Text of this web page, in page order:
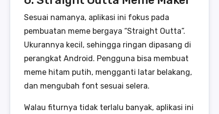
Sesuai namanya, aplikasi ini fokus pada
pembuatan meme bergaya “Straight Outta”.
Ukurannya kecil, sehingga ringan dipasang di
perangkat Android. Pengguna bisa membuat
meme hitam putih, mengganti latar belakang,
dan mengubah font sesuai selera.
Walau fiturnya tidak terlalu banyak, aplikasi ini